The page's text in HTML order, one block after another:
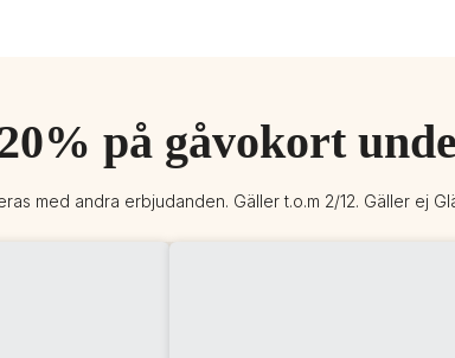
på gåvokort
med andra erbjudanden. Gäller t.o.m 2/12. Gäller ej